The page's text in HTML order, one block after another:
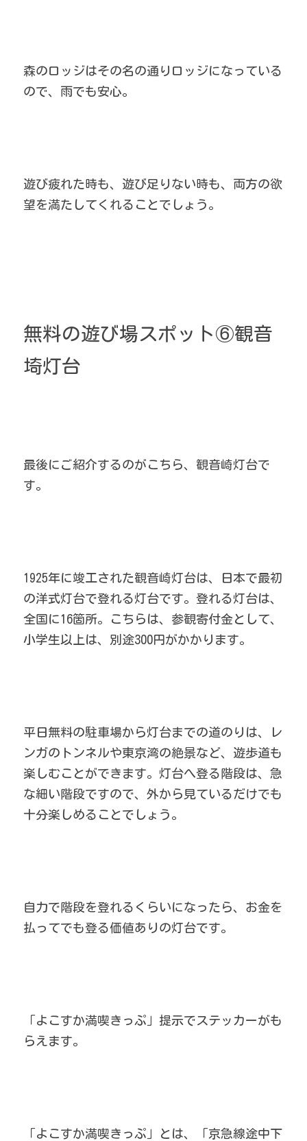
森のロッジはその名の通りロッジになっている
ので、雨でも安心。
遊び疲れた時も、遊び足りない時も、両方の欲
望を満たしてくれることでしょう。
無料の遊び場スポット⑥観音
埼灯台
最後にご紹介するのがこちら、観音崎灯台で
す。
1925年に竣工された観音崎灯台は、日本で最初
の洋式灯台で登れる灯台です。登れる灯台は、
全国に16箇所。こちらは、参観寄付金として、
小学生以上は、別途300円がかかります。
平日無料の駐車場から灯台までの道のりは、レ
ンガのトンネルや東京湾の絶景など、遊歩道も
楽しむことができます。灯台へ登る階段は、急
な細い階段ですので、外から見ているだけでも
十分楽しめることでしょう。
自力で階段を登れるくらいになったら、お金を
払ってでも登る価値ありの灯台です。
「よこすか満喫きっぷ」提示でステッカーがも
らえます。
「よこすか満喫きっぷ」とは、「京急線途中下